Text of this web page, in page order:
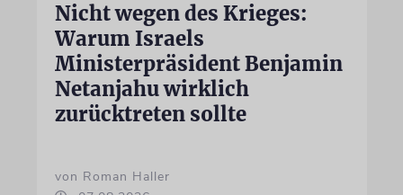
Nicht wegen des Krieges:
Warum Israels
Ministerpräsident Benjamin
Netanjahu wirklich
zurücktreten sollte
von Roman Haller